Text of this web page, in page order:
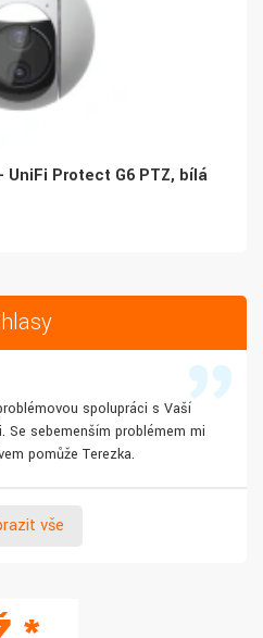
UniFi Protect G6 PTZ, bílá
spolupráci s Vaší
Se sebemenším problémem mi
pomůže Terezka.
vše